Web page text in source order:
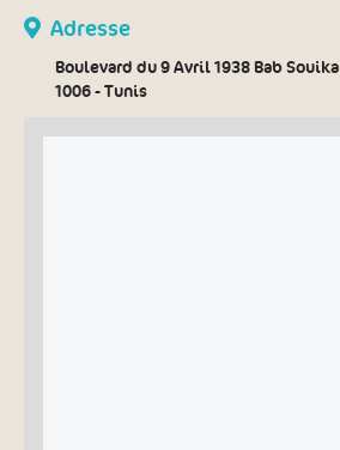
Adresse
Boulevard du 9 Avril 1938 Bab Souika
1006 - Tunis